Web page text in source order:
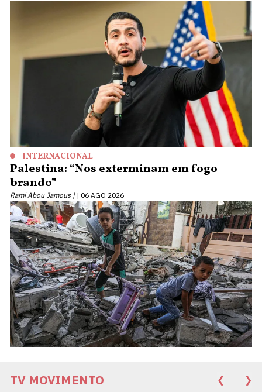
INTERNACIONAL
Palestina: “Nos exterminam em fogo
brando”
Rami Abou Jamous | 06 AGO 2026
TV MOVIMENTO ❮ ❯